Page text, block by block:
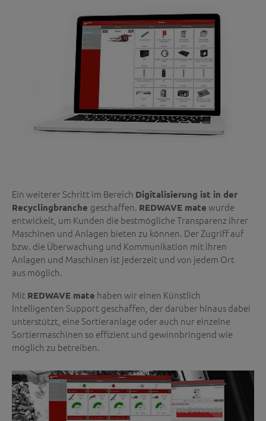
Ein weiterer Schritt im Bereich Digitalisierung ist in der
Recyclingbranche geschaffen. REDWAVE mate wurde
entwickelt, um Kunden die bestmögliche Transparenz ihrer
Maschinen und Anlagen bieten zu können. Der Zugriff auf
bzw. die Überwachung und Kommunikation mit ihren
Anlagen und Maschinen ist jederzeit und von jedem Ort
aus möglich.
Mit REDWAVE mate haben wir einen Künstlich
Intelligenten Support geschaffen, der darüber hinaus dabei
unterstützt, eine Sortieranlage oder auch nur einzelne
Sortiermaschinen so effizient und gewinnbringend wie
möglich zu betreiben.